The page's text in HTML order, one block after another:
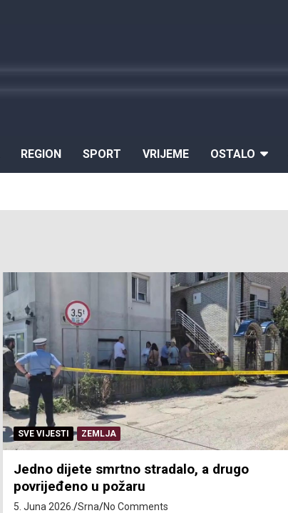
REGION SPORT VRIJEME OSTALO
SVE VIJESTI ZEMLJA
Jedno dijete smrtno stradalo, a drugo
povrijeđeno u požaru
5. Juna 2026. Srna No Comments